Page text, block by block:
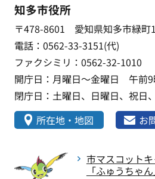
知多市役所
〒478-8601 愛知県知多市緑町
電話：0562-33-3151(代)
ファクシミリ：0562-32-1010
開庁日：月曜日～金曜日 午前
閉庁日：土曜日、日曜日、祝日
所在地・地図
お
市マスコット
「ふゅうちゃん